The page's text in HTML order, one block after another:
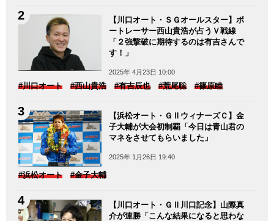
【川口オート・ＳＧオールスター】ボ
ートレーサー西山貴浩が占うＶ戦線
「２強撃破に期待するのは有吉さんで
す！」
2025年 4月23日 10:00
#川口オート #西山貴浩 #有吉辰也 #荒尾聡 #篠原睦
【浜松オート・ＧⅡウィナーズＣ】金
子大輔が大会初制覇「今日は青山君の
マネをさせてもらいました」
2025年 1月26日 19:40
#浜松オート #金子大輔
【川口オート・ＧⅡ川口記念】山際真
介が連勝「こんな結果になると思わな